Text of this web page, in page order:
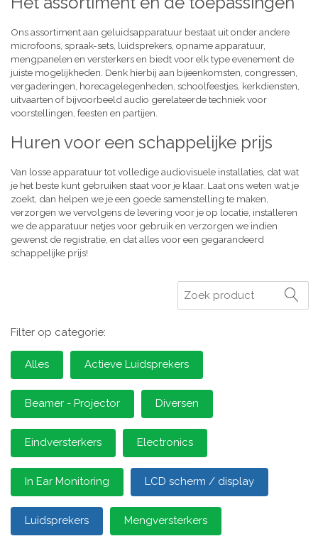
Ons assortiment aan geluidsapparatuur bestaat uit onder andere
microfoons, spraak-sets, luidsprekers, opname apparatuur,
mengpanelen en versterkers en biedt voor elk type evenement de
juiste mogelijkheden. Denk hierbij aan bijeenkomsten, congressen,
vergaderingen, horecagelegenheden, schoolfeestjes, kerkdiensten,
uitvaarten of bijvoorbeeld audio gerelateerde techniek voor
voorstellingen, feesten en partijen.
Huren voor een schappelijke prijs
Van losse apparatuur tot volledige audiovisuele installaties, dat wat
je het beste kunt gebruiken staat voor je klaar. Laat ons weten wat je
zoekt, dan helpen we je een goede samenstelling te maken,
verzorgen we vervolgens de levering voor je op locatie, installeren
we de apparatuur netjes voor gebruik en verzorgen we indien
gewenst de registratie, en dat alles voor een gegarandeerd
schappelijke prijs!
Zoeken
Filter op categorie:
Alles Actieve Luidsprekers
Beamer - Projector Diversen
Eindversterkers Electronics
In Ear Monitoring LCD scherm / display
Luidsprekers Mengversterkers